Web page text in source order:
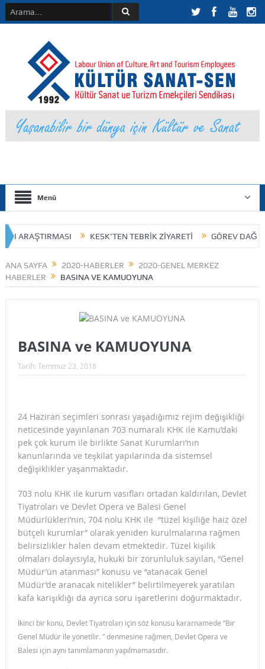
Menü
KESK’TEN TEBRİK ZİYARETİ GÖREV DAĞILIMI
ANA SAYFA 2020-HABERLER
2020-GENEL MERKEZ
HABERLER
BASINA VE KAMUOYUNA
BASINA ve KAMUOYUNA
Tarih: Temmuz 23, 2018
24 Haziran seçimleri sonrası yaşadığımız rejim değişikliği
neticesinde yayınlanan 703 numaralı KHK ile Kamu’daki
pek çok kurum ile birlikte Sanat Kurumları’nın
kanunlarında ve teşkilat yapılarında da sistemsel
değişiklikler yaşanmaktadır.
703 nolu KHK ile kurum vasıfları ortadan kaldırılan, Devlet
Tiyatroları ve Devlet Opera ve Balesi Genel
Müdürlükleri’nin, 704 nolu KHK ile “tüzel kişiliğe haiz özel
bütçeli kurumlar” olarak yeniden kurulmalarına rağmen
belirsizlikler halen devam etmektedir. Tüzel kişilik
olmaları dolayısıyla, hukuki bir zorunluluk sayılan, “Genel
Müdür’ün atanması” konusu ve “atanacak Genel
Müdür’de aranacak nitelikler” belirtilmeyerek yaratılan
kafa karışıklığı da ayrıca soru işaretlerini doğurmaktadır.
İkinci bir konu, Devlet Tiyatroları için söz konusu kararnamede “Bir
Genel Müdür ile yönetilir. ” denmesine rağmen, Devlet Opera ve
Balesi için aynı tanımlamanın yapılmamasıdır.